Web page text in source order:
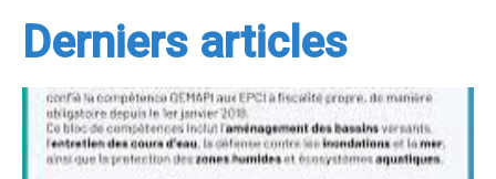
Derniers articles